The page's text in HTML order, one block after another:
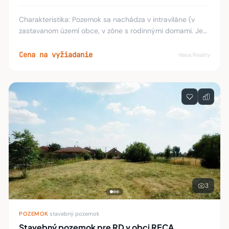
Charakteristika: Pozemok sa nachádza v intraviláne (v
zastavanom území obce, v zóne s rodinnými domami. Je
35 m. Zastavanosť: Bez zástavby
Cena na vyžiadanie Hasa Reality
3
POZEMOK stavebný pozemok